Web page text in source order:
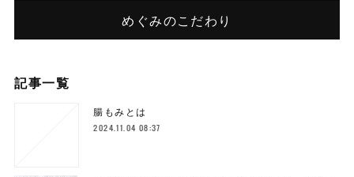
めぐみのこだわり
記事一覧
腸もみとは
2024.11.04 08:37